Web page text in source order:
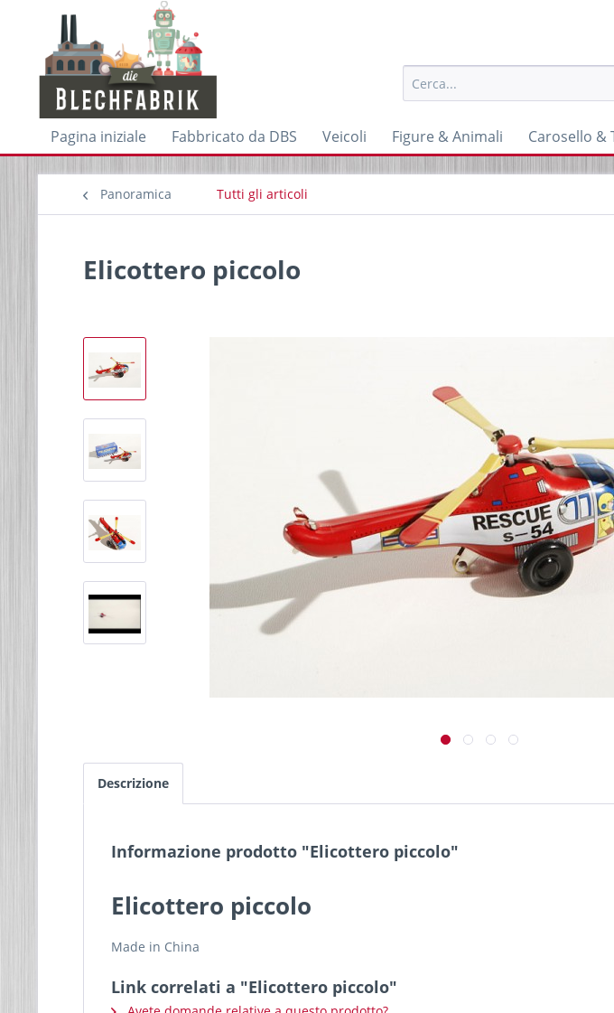
Pagina iniziale Fabbricato da DBS Veicoli Figure & Animali Carosello &
Panoramica Tutti gli articoli
Elicottero piccolo
Descrizione
Informazione prodotto "Elicottero piccolo"
Elicottero piccolo
Made in China
Link correlati a "Elicottero piccolo"